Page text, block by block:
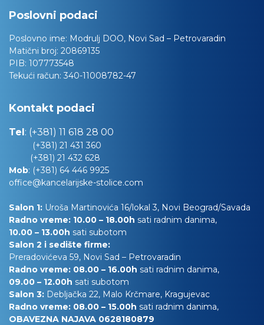
Poslovni podaci
Poslovno ime: Modrulj DOO, Novi Sad – Petrovaradin
Matični broj: 20869135
PIB: 107773548
Tekući račun: 340-11008782-47
Kontakt podaci
Tel: (+381) 11 618 28 00
(+381) 21 431 360
(+381) 21 432 628
Mob: (+381) 64 446 9925
office@kancelarijske-stolice.com
Salon 1: Uroša Martinovića 16/lokal 3, Novi Beograd/Savada
Radno vreme: 10.00 – 18.00h sati radnim danima,
10.00 – 13.00h sati subotom
Salon 2 i sedište firme:
Preradovićeva 59, Novi Sad – Petrovaradin
Radno vreme: 08.00 – 16.00h sati radnim danima,
09.00 – 12.00h sati subotom
Salon 3: Debljačka 22, Malo Krčmare, Kragujevac
Radno vreme: 08.00 – 15.00h sati radnim danima,
OBAVEZNA NAJAVA 0628180879